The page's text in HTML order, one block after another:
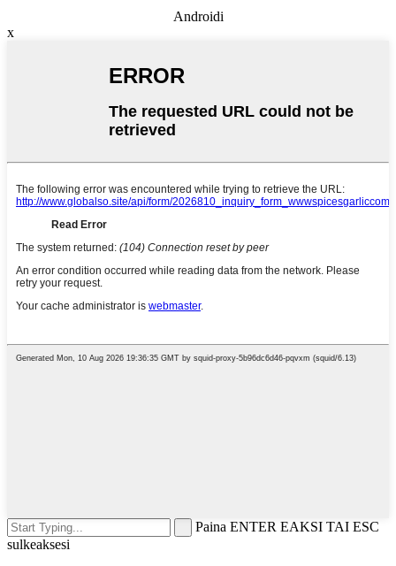
Androidi
x
Paina ENTER EAKSI TAI ESC
sulkeaksesi